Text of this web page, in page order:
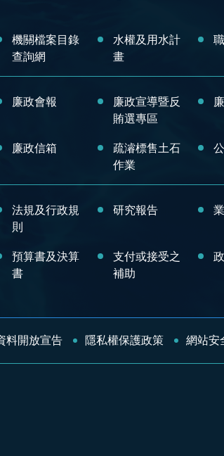
機關檔案目錄
查詢網
水權及用水計
畫
廉政會報
廉政宣導暨反
賄選專區
廉政信箱
疏濬標售土石
作業
法規及行政規
則
研究報告
預算書及決算
書
支付或接受之
補助
料開放宣告 隱私權保護政策 網站安